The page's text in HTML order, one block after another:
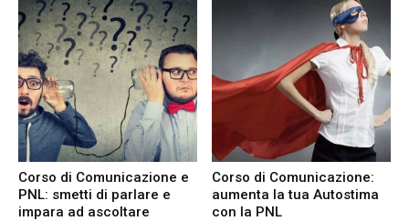
Corso di Comunicazione e
PNL: smetti di parlare e
impara ad ascoltare
Corso di Comunicazione:
aumenta la tua Autostima
con la PNL